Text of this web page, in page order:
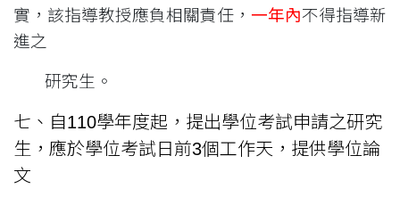
實，該指導教授應負相關責任， 一年內不得指導新
進之
研究生。
七、自110學年度起，提出學位考試申請之研究
生，應於學位考試日前3個工作天，提供學位論
文